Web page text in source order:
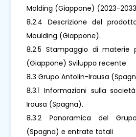
Molding (Giappone) (2023-
8.2.4 Descrizione del
Moulding (Giappone).
8.2.5 Stampaggio di materie
(Giappone) Sviluppo recente
8.3 Grupo Antolin-Irausa
8.3.1 Informazioni sulla
Irausa (Spagna).
8.3.2 Panoramica del
(Spagna) e entrate totali